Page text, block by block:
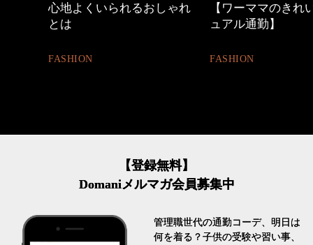
心地よくいられるおしゃれ
とは
FASHION
【ワーママのきれ
ュアル通勤】
FASHION
【登録無料】
Domaniメルマガ会員募集中
管理職世代の通勤コーデ、明日は
何を着る？子供の受験や習い事、